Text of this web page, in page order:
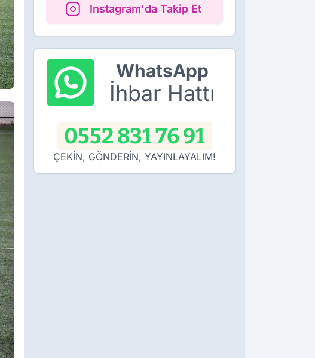
Instagram'da Takip Et
WhatsApp
İhbar Hattı
0552 831 76 91
ÇEKİN, GÖNDERİN, YAYINLAYALIM!